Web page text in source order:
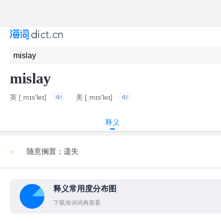
mislay
英 [ˌmɪs'leɪ] 美 [ˌmɪs'leɪ]
释义
v. 随意搁置；遗失
释义常用度分布图
下载海词词典查看